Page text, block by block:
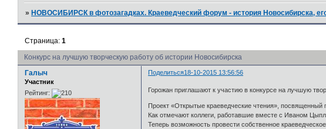
»НОВОСИБИРСК в фотозагадках. Краеведческий форум - история Новосибирска,
Конкурс на лучшую творческую работу об истории Новосибирска
Страница:1
Поделиться18-10-2015 13:56:56
Галыч
Участник
Рейтинг:
Горожан приглашают к участию в конкурсе на лучшую
Проект «Открытые краеведческие чтения», посвященный
Как отмечают коллеги, работавшие вместе с Иваном
Теперь возможность провести собственное